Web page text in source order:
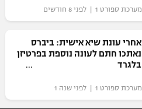
מערכת ספורט 1 | לפני 8 חודשים
אחרי עונת שיא אישית: ביברס
נאתכו חתם לעונה נוספת בפרטיזן
בלגרד
מערכת ספורט 1 | לפני שנה 1